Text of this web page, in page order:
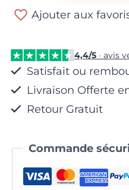
NœudAjouter aux
4,4/5· avis
Satisfait ou
Livraison Offerte
Retour Gratuit
Commande